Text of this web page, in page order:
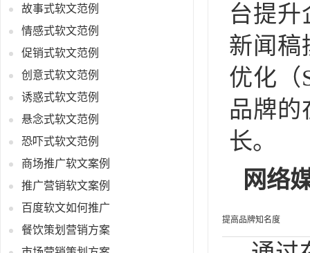
故事式软文范例
情感式软文范例
促销式软文范例
创意式软文范例
诱惑式软文范例
悬念式软文范例
恐吓式软文范例
商场推广软文案例
推广营销软文案例
百度软文如何推广
餐饮策划营销方案
台提升
新闻稿
优化（
品牌的
长。
网络
提高品牌知名度